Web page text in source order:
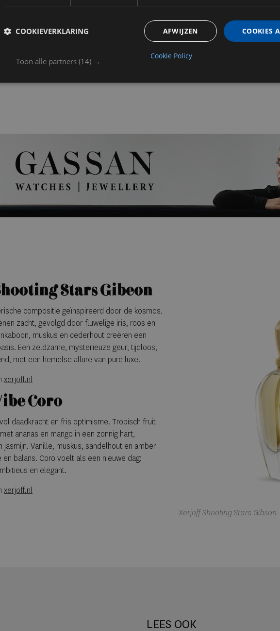
warm en verleidelijk.
gevolgd door Marokkaanse
omhullen karamel en vanille
sensuele, elegante gloed die
Voor verkooppunten
Stars Gibeon
compositie geïnspireerd door de kosmos.
zacht, gevolgd door fluwelige iris, roos en
muskus en cederhout creëren een
Een zeldzame, mysterieuze geur, tijdloos,
met een hemelse allure van pure luxe.
xerjoff.nl
Coro
daadkracht en fris optimisme. Tropisch fruit
ananas en mango in een zonnig hart,
Vanille, muskus, sandelhout en amber
balans. Coro voelt als een nieuwe dag:
en elegant.
xerjoff.nl
Xerjoff Shooting Stars Gibson
LEES OOK
Toon alle partners (14) →
COOKIES
AFWIJZEN
COOKIEVERKLARING
Cookie Policy